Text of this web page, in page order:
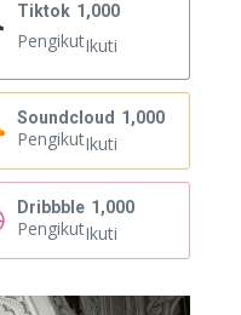
Tiktok 1,000
PengikutIkuti
Soundcloud 1,000
PengikutIkuti
Dribbble 1,000
PengikutIkuti